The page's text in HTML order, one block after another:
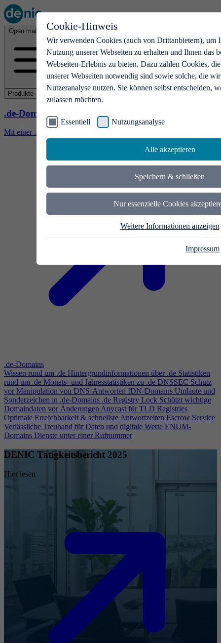
Cookie-Hinweis
Wir verwenden Cookies (auch von Drittanbietern), um
Nutzung unserer Webseiten zu erhalten und Ihnen das
Webseiten-Erlebnis zu bieten. Dazu zählen Cookies,
unserer Webseiten notwendig sind sowie solche, die
Nutzeranalyse nutzen. Sie können selbst entscheiden,
zulassen möchten.
Essentiell Nutzungsanalyse
Alle akzeptieren
Speichern & schließen
Nur essenzielle Cookies
Weitere Informationen anzeigen
Impressum
Open main menu
Produkte
.de-Domains
Mit einer .de-Domain erhalten Ideen eine Bühne
.de-Domains
Wissen rund um .de Hintergrundinformationen über .de Statistiken
rund um .de Monats- und Jahresstatistiken zu .de DNSSEC Schutz
vor Manipulation von DNS-Antworten IDN-Domains Umlaute und
Sonderzeichen in .de-Domains .de Registry Lock Schützt wichtige
Domaindaten vor ÄnderungenAnycast für TLD Registries
Optimale Erreichbarkeit & schnellste Antwortzeiten Escrow Service
Verlässliche Treuhand für Daten und digitale Werte ENUM-
Domains Dienste unter einer Rufnummer
DENIC Tätigkeitsbericht 2025
Hier lesen